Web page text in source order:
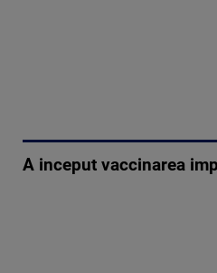
A inceput vaccinarea